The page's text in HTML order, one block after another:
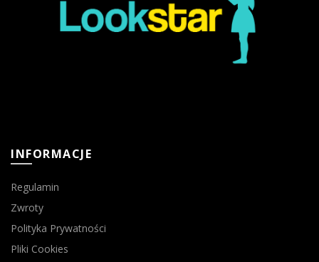
INFORMACJE
Regulamin
Zwroty
Polityka Prywatności
Pliki Cookies